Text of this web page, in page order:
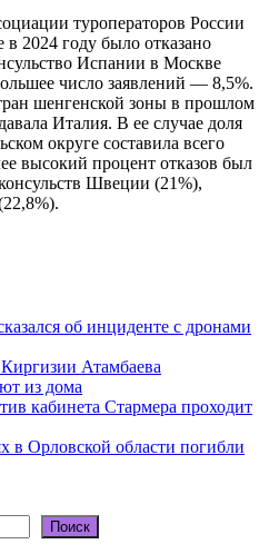
туроператоров России
2024 году было отказано
Испании в Москве
число заявлений — 8,5%.
шенгенской зоны в прошлом
Италия. В ее случае доля
округе составила всего
высокий процент отказов был
Швеции (21%),
об инциденте с дронами
Атамбаева
из дома
кабинета Стармера проходит
в Орловской области погибли
Поиск